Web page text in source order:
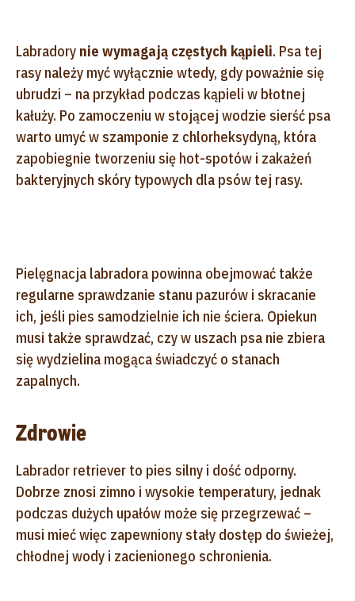
Labradory nie wymagają częstych kąpieli. Psa tej
rasy należy myć wyłącznie wtedy, gdy poważnie się
ubrudzi – na przykład podczas kąpieli w błotnej
kałuży. Po zamoczeniu w stojącej wodzie sierść psa
warto umyć w szamponie z chlorheksydyną, która
zapobiegnie tworzeniu się hot-spotów i zakażeń
bakteryjnych skóry typowych dla psów tej rasy.
Pielęgnacja labradora powinna obejmować także
regularne sprawdzanie stanu pazurów i skracanie
ich, jeśli pies samodzielnie ich nie ściera. Opiekun
musi także sprawdzać, czy w uszach psa nie zbiera
się wydzielina mogąca świadczyć o stanach
zapalnych.
Zdrowie
Labrador retriever to pies silny i dość odporny.
Dobrze znosi zimno i wysokie temperatury, jednak
podczas dużych upałów może się przegrzewać –
musi mieć więc zapewniony stały dostęp do świeżej,
chłodnej wody i zacienionego schronienia.